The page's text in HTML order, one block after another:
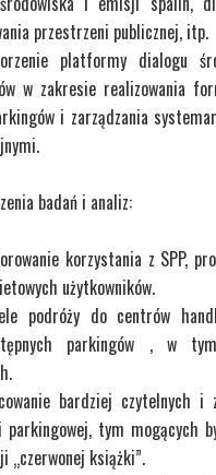
przestrzeni publicznej, itp.
platformy dialogu
w zakresie realizowania
i zarządzania
badań i analiz:
korzystania z SPP,
użytkowników.
podróży do centrów
parkingów , w
bardziej czytelnych i
tym mogących
„czerwonej książki”.